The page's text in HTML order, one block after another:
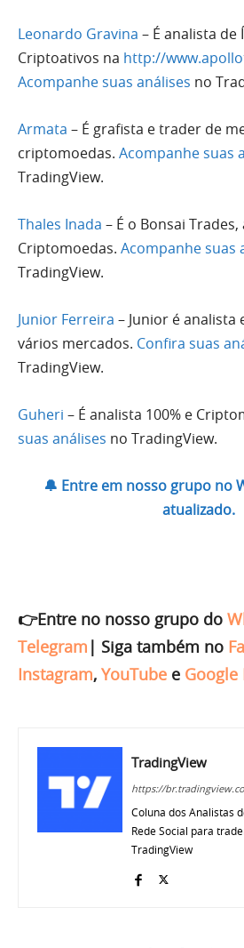
Leonardo Gravina – É analista de
Criptoativos na http://
Acompanhe suas análises no
Armata – É grafista e trader de
criptomoedas. Acompanhe suas
TradingView.
Thales Inada – É o Bonsai
Criptomoedas. Acompanhe suas
TradingView.
Junior Ferreira – Junior é
vários mercados. Confira suas
TradingView.
Guheri – É analista 100% e
suas análises no TradingView.
🔔 Entre em nosso grupo no
atualizado.
👉Entre no nosso grupo do
Telegram | Siga também no
Instagram, YouTube e Google
TradingView
https://
Coluna dos Analistas
Rede Social para
TradingView